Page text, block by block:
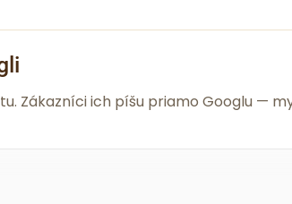
Zákazníci ich píšu priamo Googlu —